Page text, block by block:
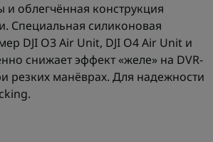
облегчённая конструкция
Специальная силиконовая
DJI O3 Air Unit, DJI O4 Air Unit и
снижает эффект «желе» на DVR-
резких манёврах. Для надежности